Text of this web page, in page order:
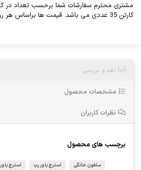
مشتری محترم سفارشات شما برحسب تعداد در
کارتن 35 عددی می باشد. قیمت ها براساس هر رول می باشد.
نقد و بررسی
مشخصات محصول
نظرات کاربران
برچسب های محصول
سلفون خانگی استرچ پاور رپ استرچ